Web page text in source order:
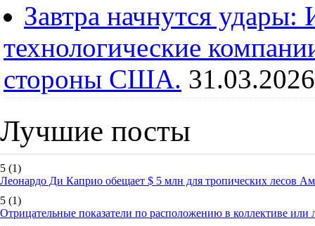
Завтра начнутся
технологические
стороны США. 31.03.2026
Лучшие посты
5 (1)
Леонардо Ди Каприо обещает $ 5 млн для тропических лесов
5 (1)
Отрицательные показатели по расположению в коллективе